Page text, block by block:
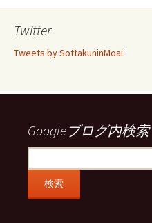
フ
ー
フ
ー ー ー
示
Twitter
Tweets by SottakuninMoai
Googleブログ内検索